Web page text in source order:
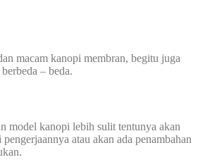
macam kanopi membran, begitu juga
– beda.
model kanopi lebih sulit tentunya akan
atau akan ada penambahan